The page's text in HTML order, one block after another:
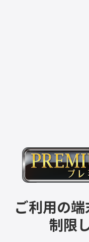
ご利用の
制限